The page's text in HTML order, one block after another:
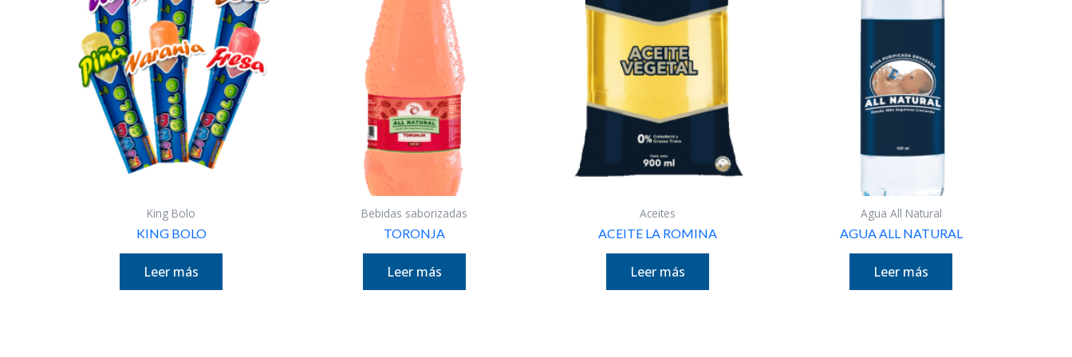
King Bolo
KING BOLO
Leer más
Bebidas saborizadas
TORONJA
Leer más
Aceites
ACEITE LA ROMINA
Leer más
Agua All Natural
AGUA ALL NATURAL
Leer más